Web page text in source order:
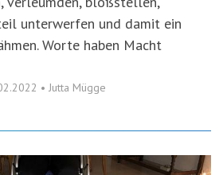
unterwerfen und damit ein
Worte haben Macht
• Jutta Mügge